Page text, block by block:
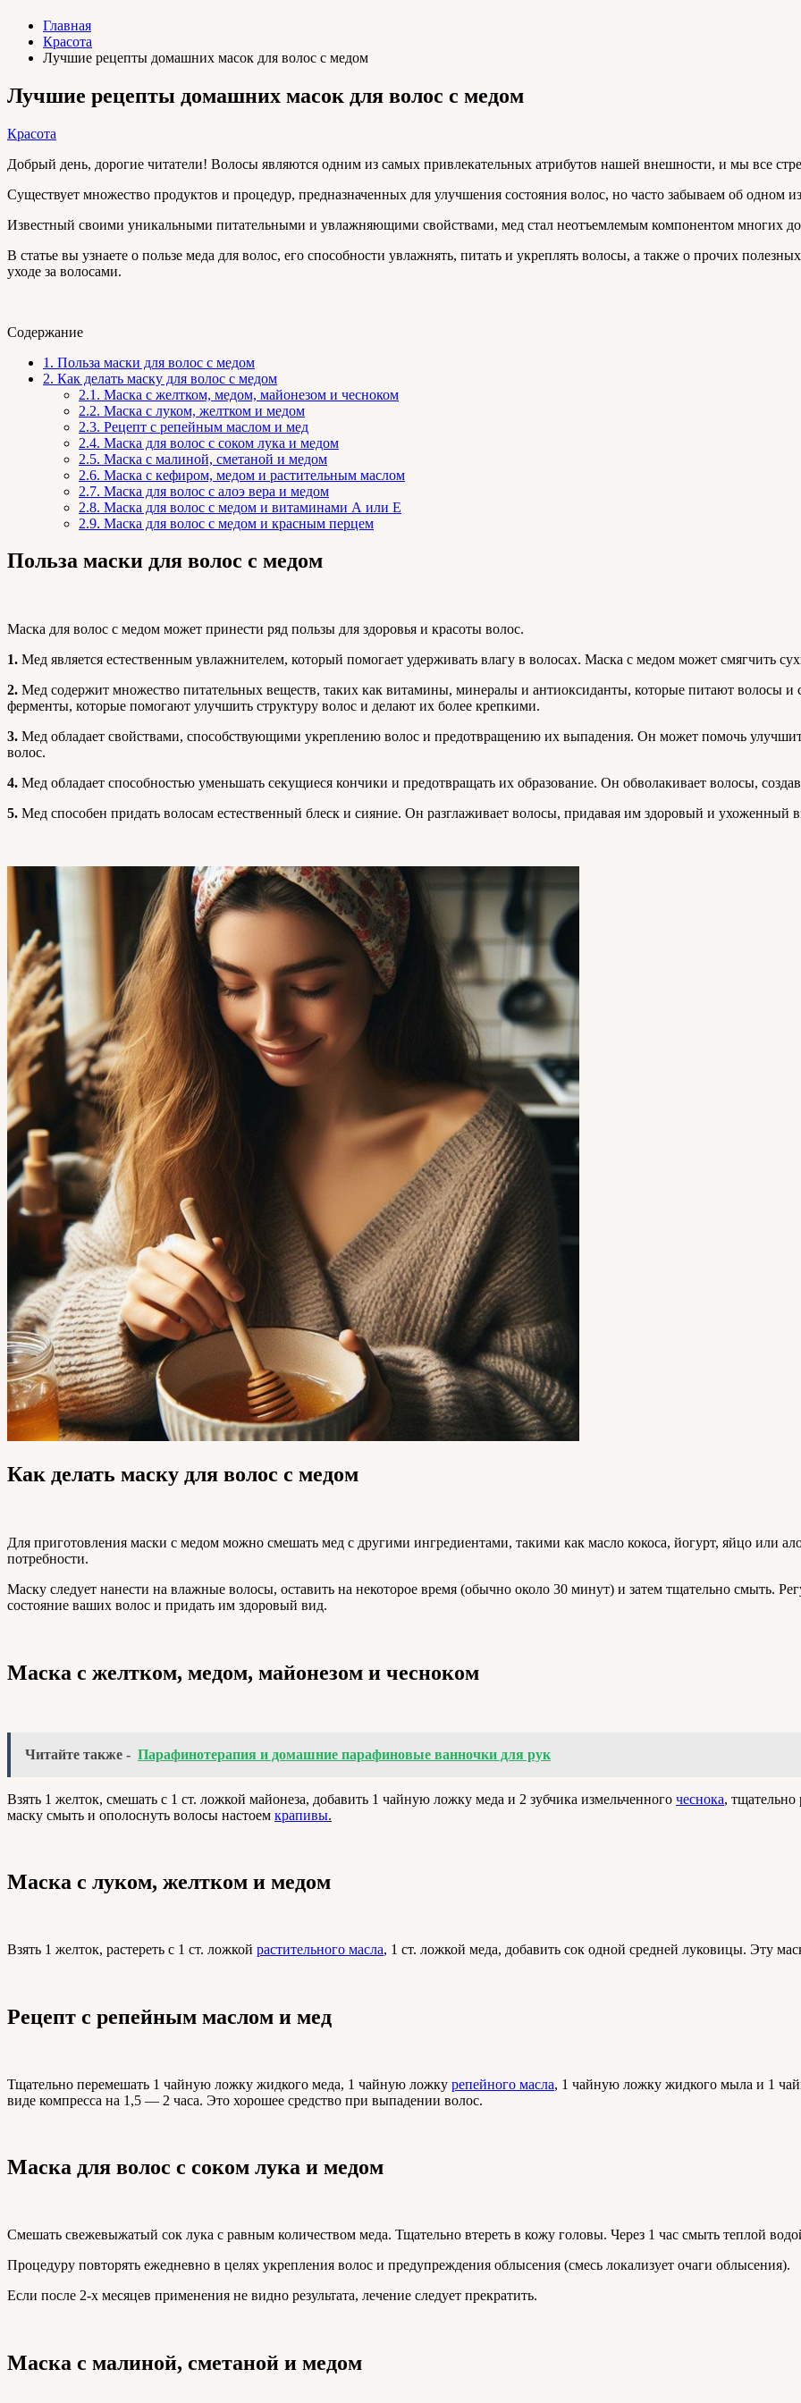
Главная
Красота
Лучшие рецепты домашних масок для волос с медом
Лучшие рецепты домашних масок для волос с медом
Красота
Добрый день, дорогие читатели! Волосы являются одним из самых привлекательных атрибутов нашей внешности, и мы все
Существует множество продуктов и процедур, предназначенных для улучшения состояния волос, но часто забываем об
Известный своими уникальными питательными и увлажняющими свойствами, мед стал неотъемлемым компонентом многих
В статье вы узнаете о пользе меда для волос, его способности увлажнять, питать и укреплять волосы, а также о прочих
уходе за волосами.
Содержание
1. Польза маски для волос с медом
2. Как делать маску для волос с медом
2.1. Маска с желтком, медом, майонезом и чесноком
2.2. Маска с луком, желтком и медом
2.3. Рецепт с репейным маслом и мед
2.4. Маска для волос с соком лука и медом
2.5. Маска с малиной, сметаной и медом
2.6. Маска с кефиром, медом и растительным маслом
2.7. Маска для волос с алоэ вера и медом
2.8. Маска для волос с медом и витаминами А или Е
2.9. Маска для волос с медом и красным перцем
Польза маски для волос с медом
Маска для волос с медом может принести ряд пользы для здоровья и красоты волос.
1. Мед является естественным увлажнителем, который помогает удерживать влагу в волосах. Маска с медом может смягчить
2. Мед содержит множество питательных веществ, таких как витамины, минералы и антиоксиданты, которые питают волосы и
ферменты, которые помогают улучшить структуру волос и делают их более крепкими.
3. Мед обладает свойствами, способствующими укреплению волос и предотвращению их выпадения. Он может помочь
волос.
4. Мед обладает способностью уменьшать секущиеся кончики и предотвращать их образование. Он обволакивает волосы,
5. Мед способен придать волосам естественный блеск и сияние. Он разглаживает волосы, придавая им здоровый и ухоженный
Как делать маску для волос с медом
Для приготовления маски с медом можно смешать мед с другими ингредиентами, такими как масло кокоса, йогурт, яйцо или
потребности.
Маску следует нанести на влажные волосы, оставить на некоторое время (обычно около 30 минут) и затем тщательно смыть.
состояние ваших волос и придать им здоровый вид.
Маска с желтком, медом, майонезом и чесноком
Читайте также - Парафинотерапия и домашние парафиновые ванночки для рук
Взять 1 желток, смешать с 1 ст. ложкой майонеза, добавить 1 чайную ложку меда и 2 зубчика измельченного чеснока, тщательно
маску смыть и ополоснуть волосы настоем крапивы.
Маска с луком, желтком и медом
Взять 1 желток, растереть с 1 ст. ложкой растительного масла, 1 ст. ложкой меда, добавить сок одной средней луковицы. Эту
Рецепт с репейным маслом и мед
Тщательно перемешать 1 чайную ложку жидкого меда, 1 чайную ложку репейного масла, 1 чайную ложку жидкого мыла и 1
виде компресса на 1,5 — 2 часа. Это хорошее средство при выпадении волос.
Маска для волос с соком лука и медом
Смешать свежевыжатый сок лука с равным количеством меда. Тщательно втереть в кожу головы. Через 1 час смыть теплой
Процедуру повторять ежедневно в целях укрепления волос и предупреждения облысения (смесь локализует очаги облысения).
Если после 2-х месяцев применения не видно результата, лечение следует прекратить.
Маска с малиной, сметаной и медом